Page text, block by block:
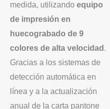
medida, utilizando equipo
de impresión en
huecograbado de 9
colores de alta velocidad .
Gracias a los sistemas de
detección automática en
línea y a la actualización
anual de la carta pantone